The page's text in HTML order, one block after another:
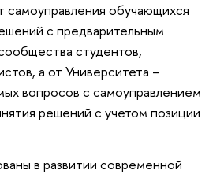
обучающихся
с предварительным
студентов,
а от Университета –
вопросов с самоуправлением
решений с учетом позиции
в развитии современной